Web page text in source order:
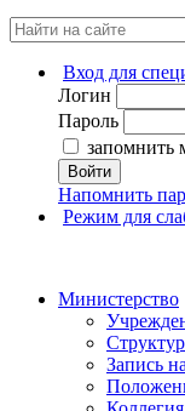
Вход для
Логин
Пароль
запомнить
Войти
Напомнить
Режим для
Министерство
Запись